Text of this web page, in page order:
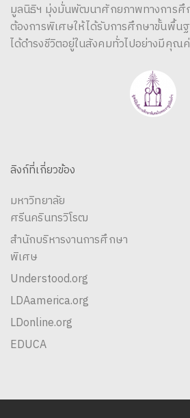
มูลนิธิฯ มุ่งมั่นพัฒนาศักยภาพทางการศึ
ต้องการพิเศษให้ได้รับการศึกษาขั้นพื้น
ได้ดำรงชีวิตอยู่ในสังคมทั่วไปอย่างมีคุณ
ลิงก์ที่เกี่ยวข้อง
มหาวิทยาลัย
ศรีนครินทรวิโรฒ
สำนักบริหารงานการศึกษา
พิเศษ
Understood.org
LDAamerica.org
LDonline.org
EDUCA